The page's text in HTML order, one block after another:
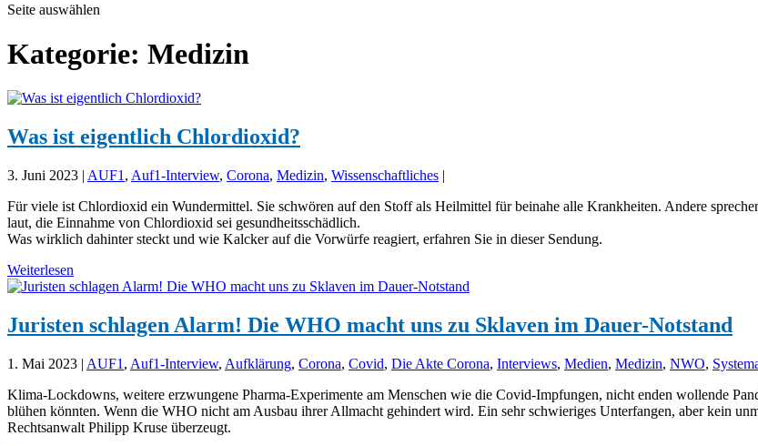
Seite auswählen
Kategorie: Medizin
Was ist eigentlich Chlordioxid?
3. Juni 2023 | AUF1 , Auf1-Interview, Corona, Medizin, Wissenschaftliches |
Für viele ist Chlordioxid ein Wundermittel. Sie schwören auf den Stoff als Heilmittel für beinahe alle Krankheiten. Andere
laut, die Einnahme von Chlordioxid sei gesundheitsschädlich.
Was wirklich dahinter steckt und wie Kalcker auf die Vorwürfe reagiert, erfahren Sie in dieser Sendung.
Weiterlesen
Juristen schlagen Alarm! Die WHO macht uns zu Sklaven im Dauer-Notstand
1. Mai 2023 | AUF1 , Auf1-Interview, Aufklärung, Corona, Covid, Die Akte Corona, Interviews, Medien, Medizin, NWO,
Klima-Lockdowns, weitere erzwungene Pharma-Experimente am Menschen wie die Covid-Impfungen, nicht enden wollende
blühen könnten. Wenn die WHO nicht am Ausbau ihrer Allmacht gehindert wird. Ein sehr schwieriges Unterfangen, aber kein
Rechtsanwalt Philipp Kruse überzeugt.